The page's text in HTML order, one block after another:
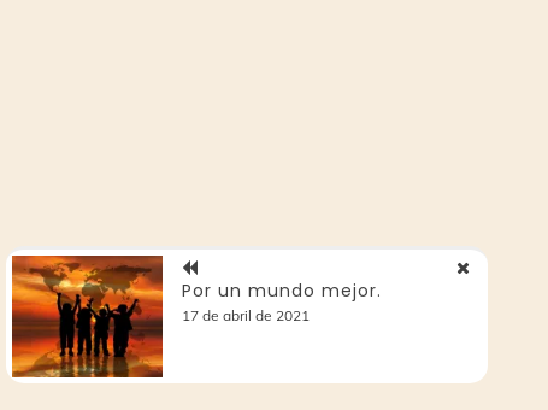
Por un mundo mejor.
17 de abril de 2021